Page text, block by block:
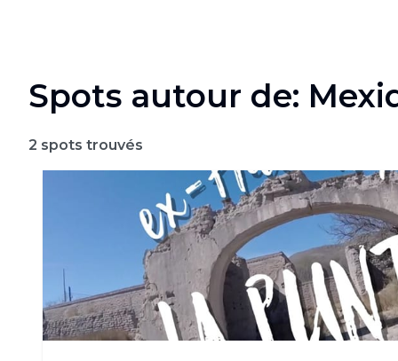
Spots autour de:
2 spots trouvés